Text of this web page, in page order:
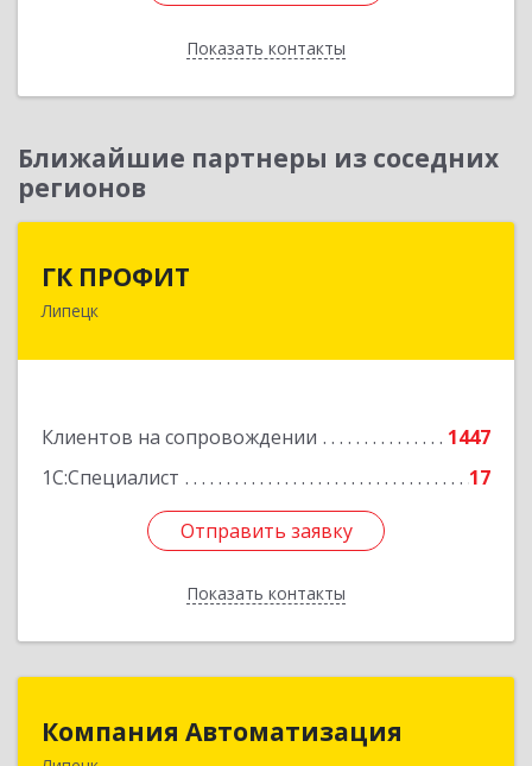
Показать контакты
Назад
Ближайшие партнеры из соседних
регионов
ГК ПРОФИТ
Липецк
Клиентов на сопровождении
1447
1С:Специалист
17
Отправить заявку
Показать контакты
398001, Липецкая обл, Липецк г, Советская ул,
Отправить заявку
Назад
Компания Автоматизация